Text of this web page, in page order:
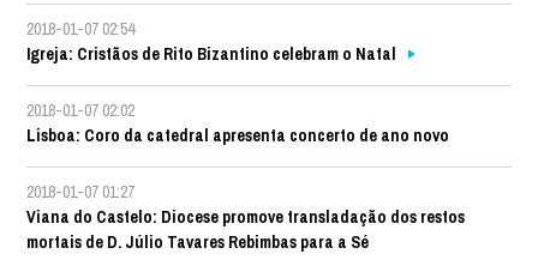
2018-01-07 02:54
Igreja: Cristãos de Rito Bizantino celebram o Natal
2018-01-07 02:02
Lisboa: Coro da catedral apresenta concerto de ano novo
2018-01-07 01:27
Viana do Castelo: Diocese promove transladação dos restos
mortais de D. Júlio Tavares Rebimbas para a Sé